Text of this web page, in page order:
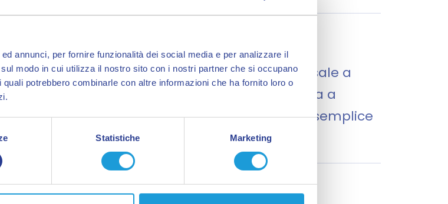
annunci, per fornire funzionalità dei social media e per analizzare il
modo in cui utilizza il nostro sito con i nostri partner che si occupano
potrebbero combinarle con altre informazioni che ha fornito loro o
Statistiche Marketing
sotto sale
viva una tradizione di pesca artigianale che risale a
sistema delle "lampare" e lavorate ancora a
ma equilibrato le rende perfette su una semplice
del territorio